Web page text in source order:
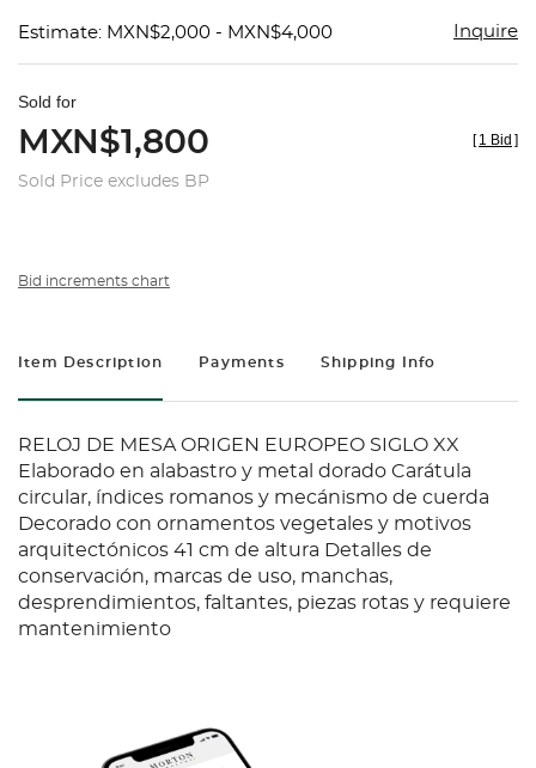
Estimate: MXN$2,000 - MXN$4,000 Inquire
Sold for
MXN$1,800
Sold Price excludes BP
[ 1 Bid ]
Bid increments chart
Item Description Payments Shipping Info
RELOJ DE MESA ORIGEN EUROPEO SIGLO XX
Elaborado en alabastro y metal dorado Carátula
circular, índices romanos y mecánismo de cuerda
Decorado con ornamentos vegetales y motivos
arquitectónicos 41 cm de altura Detalles de
conservación, marcas de uso, manchas,
desprendimientos, faltantes, piezas rotas y requiere
mantenimiento